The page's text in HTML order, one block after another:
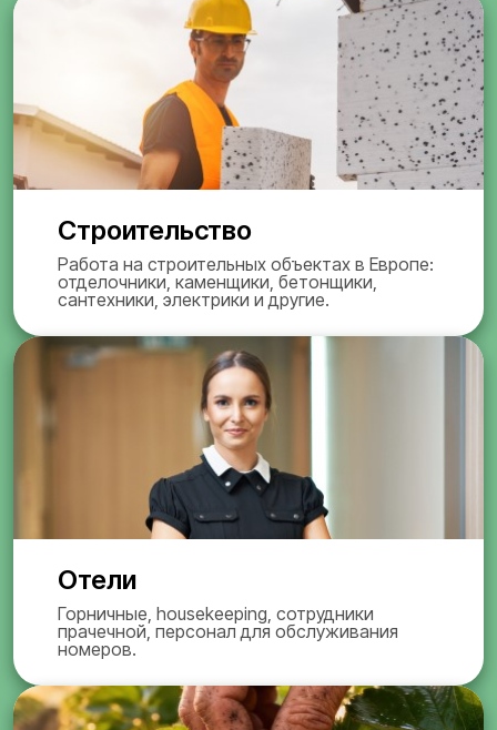
Строительство
Работа на строительных объектах в Европе:
отделочники, каменщики, бетонщики,
сантехники, электрики и другие.
Отели
Горничные, housekeeping, сотрудники
прачечной, персонал для обслуживания
номеров.